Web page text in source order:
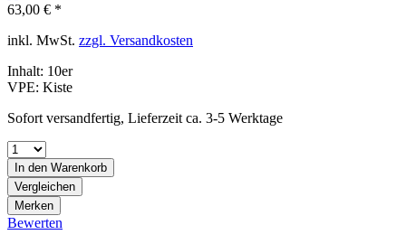
63,00 € *
inkl. MwSt. zzgl. Versandkosten
Inhalt: 10er
VPE: Kiste
Sofort versandfertig, Lieferzeit ca. 3-5 Werktage
In den Warenkorb
Vergleichen
Merken
Bewerten